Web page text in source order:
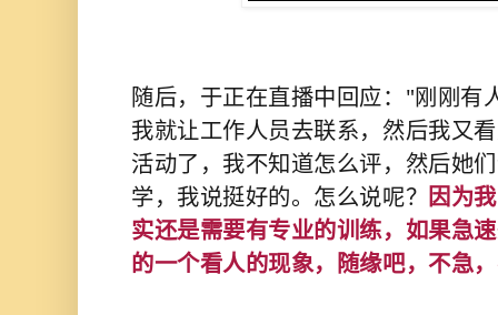
随后，于正在直播中回应："刚刚有
我就让工作人员去联系，然后我又
活动了，我不知道怎么评，然后她
学，我说挺好的。怎么说呢？ 因为
实还是需要有专业的训练，如果急
的一个看人的现象，随缘吧，不急